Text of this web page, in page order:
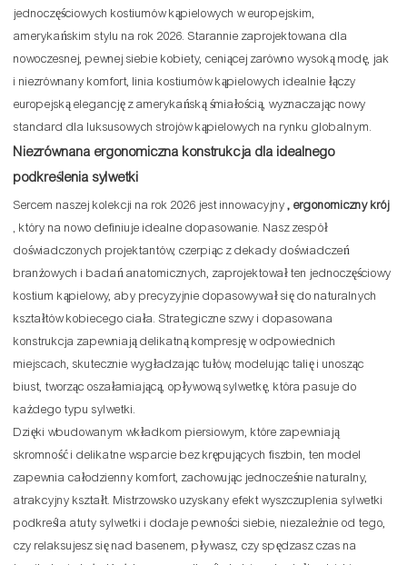
jednoczęściowych kostiumów kąpielowych w europejskim,
amerykańskim stylu na rok 2026. Starannie zaprojektowana dla
nowoczesnej, pewnej siebie kobiety, ceniącej zarówno wysoką modę, jak
i niezrównany komfort, linia kostiumów kąpielowych idealnie łączy
europejską elegancję z amerykańską śmiałością, wyznaczając nowy
standard dla luksusowych strojów kąpielowych na rynku globalnym.
Niezrównana ergonomiczna konstrukcja dla idealnego
podkreślenia sylwetki
Sercem naszej kolekcji na rok 2026 jest innowacyjny, ergonomiczny krój
, który na nowo definiuje idealne dopasowanie. Nasz zespół
doświadczonych projektantów, czerpiąc z dekady doświadczeń
branżowych i badań anatomicznych, zaprojektował ten jednoczęściowy
kostium kąpielowy, aby precyzyjnie dopasowywał się do naturalnych
kształtów kobiecego ciała. Strategiczne szwy i dopasowana
konstrukcja zapewniają delikatną kompresję w odpowiednich
miejscach, skutecznie wygładzając tułów, modelując talię i unosząc
biust, tworząc oszałamiającą, opływową sylwetkę, która pasuje do
każdego typu sylwetki.
Dzięki wbudowanym wkładkom piersiowym, które zapewniają
skromność i delikatne wsparcie bez krępujących fiszbin, ten model
zapewnia całodzienny komfort, zachowując jednocześnie naturalny,
atrakcyjny kształt. Mistrzowsko uzyskany efekt wyszczuplenia sylwetki
podkreśla atuty sylwetki i dodaje pewności siebie, niezależnie od tego,
czy relaksujesz się nad basenem, pływasz, czy spędzasz czas na